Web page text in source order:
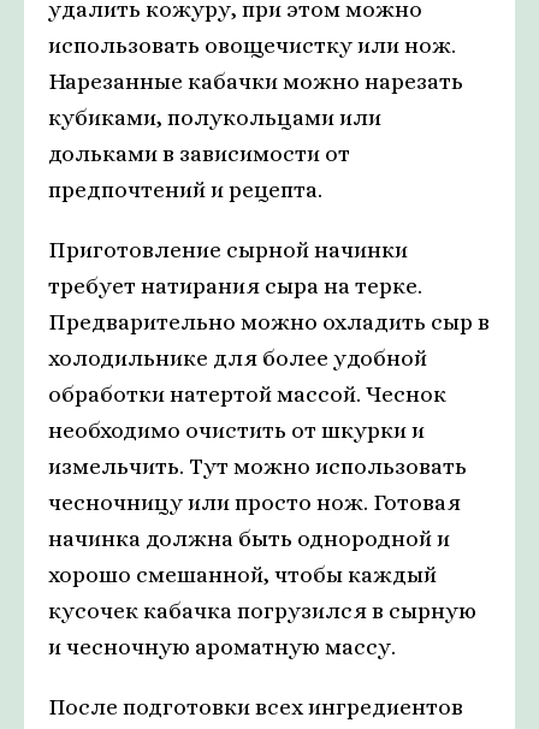
удалить кожуру, при этом можно
использовать овощечистку или нож.
Нарезанные кабачки можно нарезать
кубиками, полукольцами или
дольками в зависимости от
предпочтений и рецепта.
Приготовление сырной начинки
требует натирания сыра на терке.
Предварительно можно охладить сыр в
холодильнике для более удобной
обработки натертой массой. Чеснок
необходимо очистить от шкурки и
измельчить. Тут можно использовать
чесночницу или просто нож. Готовая
начинка должна быть однородной и
хорошо смешанной, чтобы каждый
кусочек кабачка погрузился в сырную
и чесночную ароматную массу.
После подготовки всех ингредиентов